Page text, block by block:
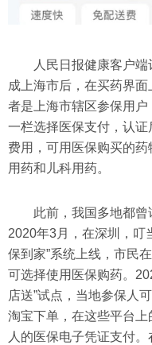
人民日报健康客户端
成上海市后，在买药界
者是上海市辖区参保用
一栏选择医保支付，认
费用，可用医保购买的
用药和儿科用药。
此前，我国多地都曾
2020年3月，在深圳，叮
保到家”系统上线，市民
可选择使用医保购药。
店送”试点，当地参保人
淘宝下单，在这些平台
人的医保电子凭证支付